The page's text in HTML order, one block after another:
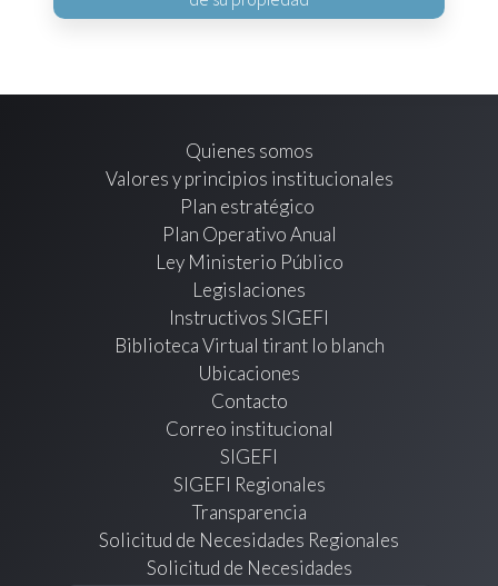
Quienes somos
Valores y principios institucionales
Plan estratégico
Plan Operativo Anual
Ley Ministerio Público
Legislaciones
Instructivos SIGEFI
Biblioteca Virtual tirant lo blanch
Ubicaciones
Contacto
Correo institucional
SIGEFI
SIGEFI Regionales
Transparencia
Solicitud de Necesidades Regionales
Solicitud de Necesidades